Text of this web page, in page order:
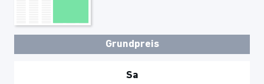
Grundpreis
Sa